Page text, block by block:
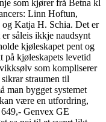
som kjører frå Betna kl
Linn Hoftun,
Katja H. Schia. Det er
såleis ikkje naudsynt
kjøleskapet pent og
på kjøleskapets levetid
som kompliserer
straumen til
man bygget systemet
være en utfordring,
Genvex GE